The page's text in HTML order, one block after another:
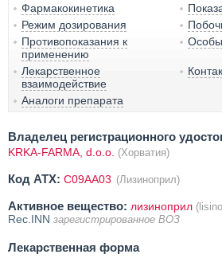
Фармакокинетика
Режим дозирования
Противопоказания к
применению
Лекарственное
взаимодействие
Аналоги препарата
Владелец регистрационного
KRKA-FARMA, d.o.o. (Хорватия)
Код ATX: C09AA03 (Лизиноприл)
Активное вещество: лизиноприл
Rec.INN зарегистрированное ВОЗ
Лекарственная форма